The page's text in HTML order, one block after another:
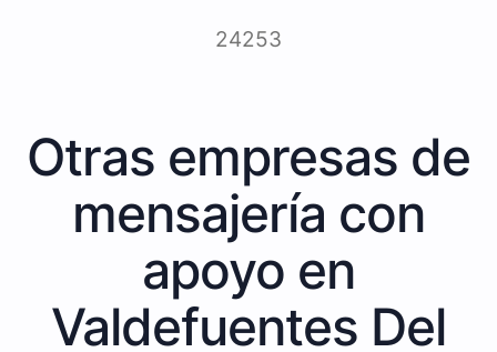
24253
Otras empresas de
mensajería con
apoyo en
Valdefuentes Del